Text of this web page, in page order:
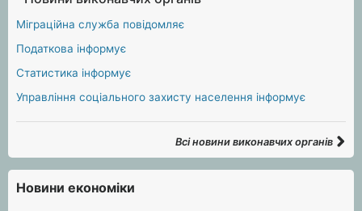
Міграційна служба повідомляє
Податкова інформує
Статистика інформує
Управління соціального захисту населення інформує
Всі новини виконавчих органів
Новини економіки